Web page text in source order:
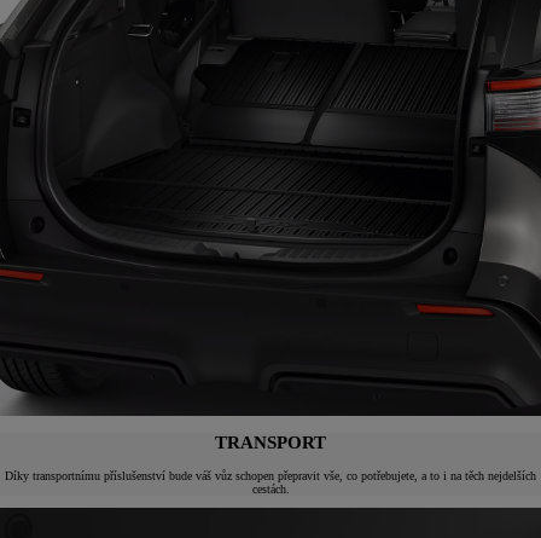
TRANSPORT
Díky transportnímu příslušenství bude váš vůz schopen přepravit vše, co potřebujete, a to i na těch nejdelších
cestách.